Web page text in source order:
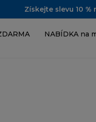
Získejte slevu 10 %
NABÍDKA na